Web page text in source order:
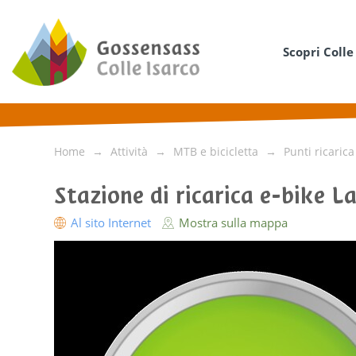
Scopri
Home Attività MTB e bicicletta Punti ricarica
Stazione di ricarica e-bike
Al sito Internet Mostra sulla mappa